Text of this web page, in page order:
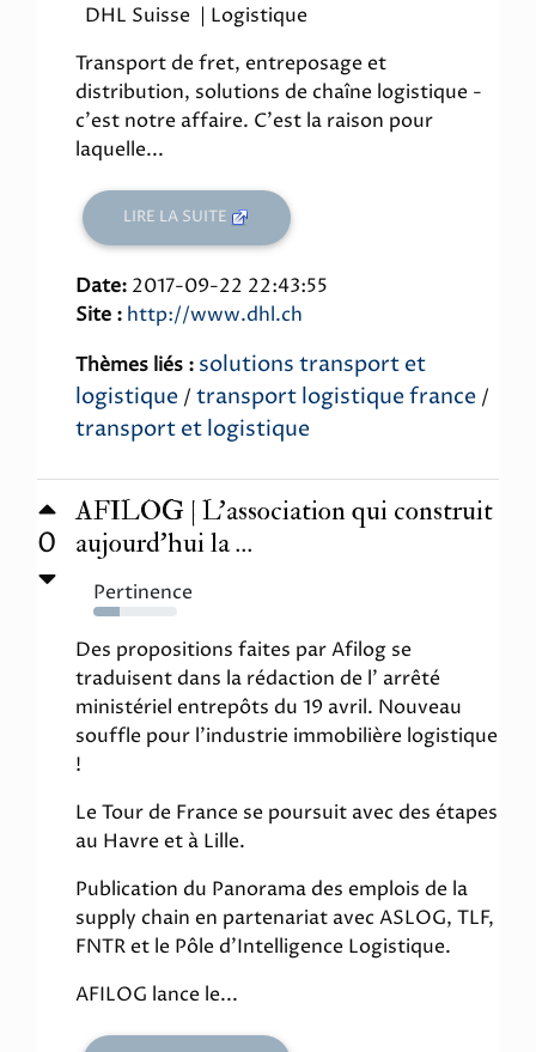
DHL Suisse | Logistique
Transport de fret, entreposage et
distribution, solutions de chaîne logistique -
c'est notre affaire. C'est la raison pour
laquelle...
LIRE LA SUITE
Date: 2017-09-22 22:43:55
Site : http://www.dhl.ch
Thèmes liés : solutions transport et
logistique / transport logistique france /
transport et logistique
0
AFILOG | L'association qui construit
aujourd'hui la ...
Pertinence
31%
Des propositions faites par Afilog se
traduisent dans la rédaction de l' arrêté
ministériel entrepôts du 19 avril. Nouveau
souffle pour l'industrie immobilière logistique
!
Le Tour de France se poursuit avec des étapes
au Havre et à Lille.
Publication du Panorama des emplois de la
supply chain en partenariat avec ASLOG, TLF,
FNTR et le Pôle d'Intelligence Logistique.
AFILOG lance le...